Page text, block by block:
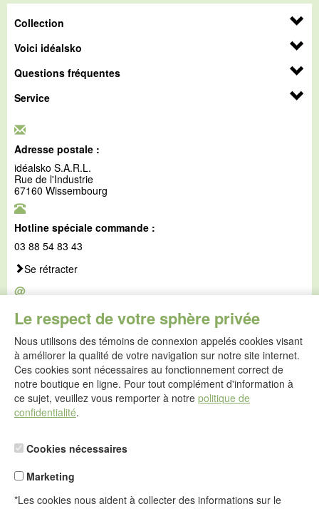
Le respect de votre sphère privée
Nous utilisons des témoins de connexion appelés cookies visant
à améliorer la qualité de votre navigation sur notre site internet.
Ces cookies sont nécessaires au fonctionnement correct de
notre boutique en ligne. Pour tout complément d'information à
ce sujet, veuillez vous remporter à notre politique de
confidentialité.
Cookies nécessaires
Marketing
*Les cookies nous aident à collecter des informations sur le
Collection
Voici idéalsko
Questions fréquentes
Service
Adresse postale :
idéalsko S.A.R.L.
Rue de l'Industrie
67160 Wissembourg
Hotline spéciale commande :
03 88 54 83 43
Se rétracter
@
service@idealsko.fr
@
Formulaire de contact
Aller au formulaire de contact